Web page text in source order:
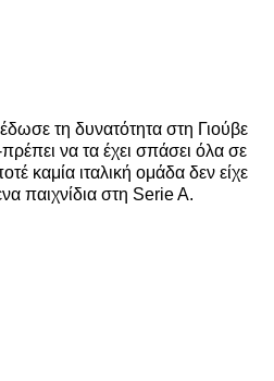
τη δυνατότητα στη Γιούβε
να τα έχει σπάσει όλα σε
καμία ιταλική ομάδα δεν είχε
παιχνίδια στη Serie A.